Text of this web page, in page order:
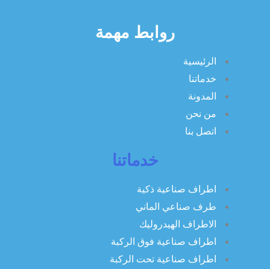
روابط مهمة
الرئيسية
خدماتنا
المدونة
من نحن
اتصل بنا
خدماتنا
اطراف صناعية ذكية
طرف صناعي الماني
الاطراف الهيدروليك
اطراف صناعية فوق الركبة
اطراف صناعية تحت الركبة